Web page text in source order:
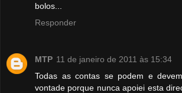
bolos...
Responder
MTP 11 de janeiro de 2011 às 15:34
Todas as contas se podem e
vontade porque nunca apoiei esta